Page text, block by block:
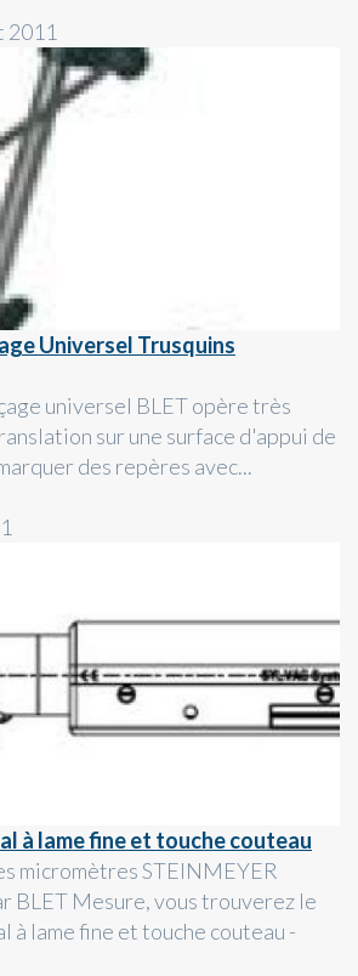
2011
Universel Trusquins
universel BLET opère très
sur une surface d'appui de
des repères avec...
à lame fine et touche couteau
micromètres STEINMEYER
BLET Mesure, vous trouverez le
lame fine et touche couteau -